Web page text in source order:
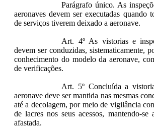
Parágrafo único. As
aeronaves devem ser executadas quando
de serviços tiverem deixado a aeronave.
Art. 4º As vistorias e
devem ser conduzidas, sistematicamente,
conhecimento do modelo da aeronave,
de verificações.
Art. 5º Concluída a
aeronave deve ser mantida nas mesmas
até a decolagem, por meio de vigilância
de lacres nos seus acessos, mantendo-se
afastada.